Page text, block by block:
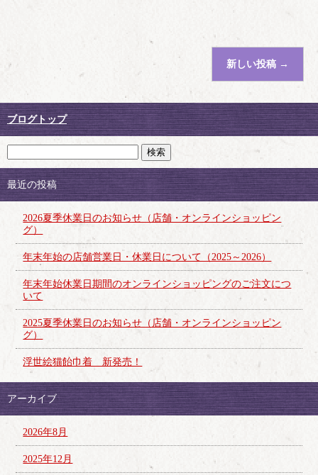
新しい投稿 →
ブログトップ
最近の投稿
2026夏季休業日のお知らせ（店舗・オンラインショッピン
グ）
年末年始の店舗営業日・休業日について（2025～2026）
年末年始休業日期間のオンラインショッピングのご注文につ
いて
2025夏季休業日のお知らせ（店舗・オンラインショッピン
グ）
浮世絵猫飴巾着 新発売！
アーカイブ
2026年8月
2025年12月